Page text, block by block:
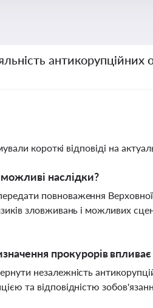
короткі відповіді на
наслідки?
повноваження Верховної
зловживань і можливих
прокурорів
незалежність
та відповідністю